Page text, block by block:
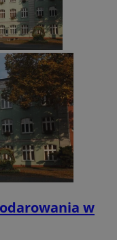
w